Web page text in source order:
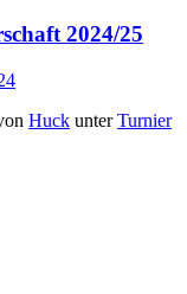
2024/25
Huck unterTurnier